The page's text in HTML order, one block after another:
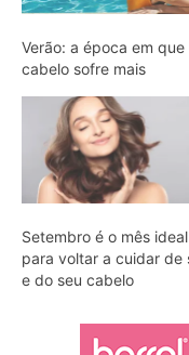
Verão: a época em que
cabelo sofre mais
Setembro é o mês ideal
para voltar a cuidar de
e do seu cabelo